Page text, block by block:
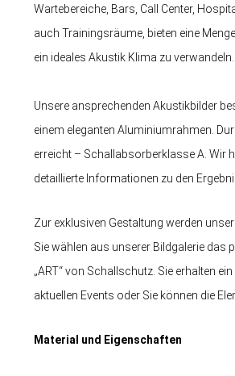
Wartebereiche, Bars, Call Center,
auch Trainingsräume, bieten eine
ein ideales Akustik Klima zu verwandeln.
Unsere ansprechenden Akustikbilder
einem eleganten Aluminiumrahmen.
erreicht – Schallabsorberklasse A. Wir
detaillierte Informationen zu den
Zur exklusiven Gestaltung werden
Sie wählen aus unserer Bildgalerie das
„ART“ von Schallschutz. Sie erhalten
aktuellen Events oder Sie können die
Material und Eigenschaften